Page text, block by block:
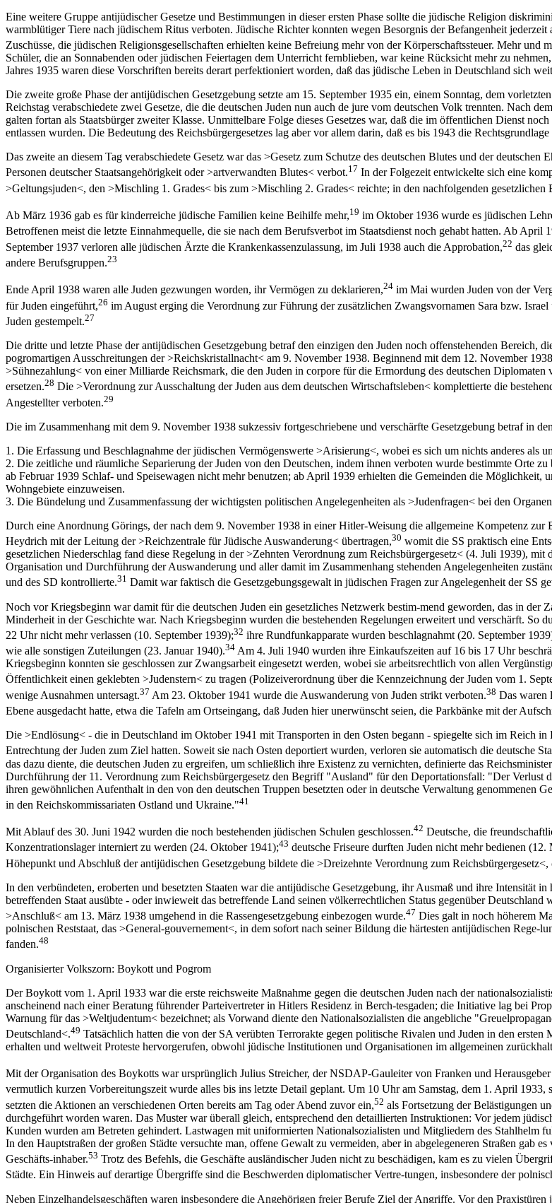
Eine weitere Gruppe antijüdischer Gesetze und Bestimmungen in dieser ersten Phase sollte die jüdische Religion
warmblütiger Tiere nach jüdischem Ritus verboten. Jüdische Richter konnten wegen Besorgnis der Befangenheit
Zuschüsse, die jüdischen Religionsgesellschaften erhielten keine Befreiung mehr von der Körperschaftssteuer. Mehr und
Schüler, die an Sonnabenden oder jüdischen Feiertagen dem Unterricht fernblieben, war keine Rücksicht mehr zu
Jahres 1935 waren diese Vorschriften bereits derart perfektioniert worden, daß das jüdische Leben in Deutschland sich
Die zweite große Phase der antijüdischen Gesetzgebung setzte am 15. September 1935 ein, einem Sonntag, dem
Reichstag verabschiedete zwei Gesetze, die die deutschen Juden nun auch de jure vom deutschen Volk trennten. Nach
galten fortan als Staatsbürger zweiter Klasse. Unmittelbare Folge dieses Gesetzes war, daß die im öffentlichen Dienst
entlassen wurden. Die Bedeutung des Reichsbürgergesetzes lag aber vor allem darin, daß es bis 1943 die
Das zweite an diesem Tag verabschiedete Gesetz war das >Gesetz zum Schutze des deutschen Blutes und der
Personen deutscher Staatsangehörigkeit oder >artverwandten Blutes< verbot.17 In der Folgezeit entwickelte sich eine
>Geltungsjuden<, den >Mischling 1. Grades< bis zum >Mischling 2. Grades< reichte; in den nachfolgenden
Ab März 1936 gab es für kinderreiche jüdische Familien keine Beihilfe mehr,19 im Oktober 1936 wurde es jüdischen
Betroffenen meist die letzte Einnahmequelle, die sie nach dem Berufsverbot im Staatsdienst noch gehabt hatten. Ab
September 1937 verloren alle jüdischen Ärzte die Krankenkassenzulassung, im Juli 1938 auch die Approbation,22 das
andere Berufsgruppen.23
Ende April 1938 waren alle Juden gezwungen worden, ihr Vermögen zu deklarieren,24 im Mai wurden Juden von der
für Juden eingeführt,26 im August erging die Verordnung zur Führung der zusätzlichen Zwangsvornamen Sara bzw.
Juden gestempelt.27
Die dritte und letzte Phase der antijüdischen Gesetzgebung betraf den einzigen den Juden noch offenstehenden Bereich,
pogromartigen Ausschreitungen der >Reichskristallnacht< am 9. November 1938. Beginnend mit dem 12. November
>Sühnezahlung< von einer Milliarde Reichsmark, die den Juden in corpore für die Ermordung des deutschen
ersetzen.28 Die >Verordnung zur Ausschaltung der Juden aus dem deutschen Wirtschaftsleben< komplettierte die
Angestellter verboten.29
Die im Zusammenhang mit dem 9. November 1938 sukzessiv fortgeschriebene und verschärfte Gesetzgebung betraf in
1. Die Erfassung und Beschlagnahme der jüdischen Vermögenswerte >Arisierung<, wobei es sich um nichts anderes als
2. Die zeitliche und räumliche Separierung der Juden von den Deutschen, indem ihnen verboten wurde bestimmte Orte
ab Februar 1939 Schlaf- und Speisewagen nicht mehr benutzen; ab April 1939 erhielten die Gemeinden die Möglichkeit,
Wohngebiete einzuweisen.
3. Die Bündelung und Zusammenfassung der wichtigsten politischen Angelegenheiten als >Judenfragen< bei den
Durch eine Anordnung Görings, der nach dem 9. November 1938 in einer Hitler-Weisung die allgemeine Kompetenz zur
Heydrich mit der Leitung der >Reichzentrale für Jüdische Auswanderung< übertragen,30 womit die SS praktisch eine
gesetzlichen Niederschlag fand diese Regelung in der >Zehnten Verordnung zum Reichsbürgergesetz< (4. Juli 1939),
Organisation und Durchführung der Auswanderung und aller damit im Zusammenhang stehenden Angelegenheiten
und des SD kontrollierte.31 Damit war faktisch die Gesetzgebungsgewalt in jüdischen Fragen zur Angelegenheit der SS
Noch vor Kriegsbeginn war damit für die deutschen Juden ein gesetzliches Netzwerk bestim-mend geworden, das in
Minderheit in der Geschichte war. Nach Kriegsbeginn wurden die bestehenden Regelungen erweitert und verschärft. So
22 Uhr nicht mehr verlassen (10. September 1939);32 ihre Rundfunkapparate wurden beschlagnahmt (20. September
wie alle sonstigen Zuteilungen (23. Januar 1940).34 Am 4. Juli 1940 wurden ihre Einkaufszeiten auf 16 bis 17 Uhr
Kriegsbeginn konnten sie geschlossen zur Zwangsarbeit eingesetzt werden, wobei sie arbeitsrechtlich von allen
Öffentlichkeit einen geklebten >Judenstern< zu tragen (Polizeiverordnung über die Kennzeichnung der Juden vom 1.
wenige Ausnahmen untersagt.37 Am 23. Oktober 1941 wurde die Auswanderung von Juden strikt verboten.38 Das waren
Ebene ausgedacht hatte, etwa die Tafeln am Ortseingang, daß Juden hier unerwünscht seien, die Parkbänke mit der
Die >Endlösung< - die in Deutschland im Oktober 1941 mit Transporten in den Osten begann - spiegelte sich im Reich
Entrechtung der Juden zum Ziel hatten. Soweit sie nach Osten deportiert wurden, verloren sie automatisch die deutsche
das dazu diente, die deutschen Juden zu ergreifen, um schließlich ihre Existenz zu vernichten, definierte das
Durchführung der 11. Verordnung zum Reichsbürgergesetz den Begriff "Ausland" für den Deportationsfall: "Der Verlust
ihren gewöhnlichen Aufenthalt in den von den deutschen Truppen besetzten oder in deutsche Verwaltung genommenen
in den Reichskommissariaten Ostland und Ukraine."41
Mit Ablauf des 30. Juni 1942 wurden die noch bestehenden jüdischen Schulen geschlossen.42 Deutsche, die
Konzentrationslager interniert zu werden (24. Oktober 1941);43 deutsche Friseure durften Juden nicht mehr bedienen (12.
Höhepunkt und Abschluß der antijüdischen Gesetzgebung bildete die >Dreizehnte Verordnung zum
In den verbündeten, eroberten und besetzten Staaten war die antijüdische Gesetzgebung, ihr Ausmaß und ihre
betreffenden Staat ausübte - oder inwieweit das betreffende Land seinen völkerrechtlichen Status gegenüber
>Anschluß< am 13. März 1938 umgehend in die Rassengesetzgebung einbezogen wurde.47 Dies galt in noch höherem
polnischen Reststaat, das >General-gouvernement<, in dem sofort nach seiner Bildung die härtesten antijüdischen
fanden.48
Organisierter Volkszorn: Boykott und Pogrom
Der Boykott vom 1. April 1933 war die erste reichsweite Maßnahme gegen die deutschen Juden nach der
anscheinend nach einer Beratung führender Parteivertreter in Hitlers Residenz in Berch-tesgaden; die Initiative lag bei
Warnung für das >Weltjudentum< bezeichnet; als Vorwand diente den Nationalsozialisten die angebliche
Deutschland<.49 Tatsächlich hatten die von der SA verübten Terrorakte gegen politische Rivalen und Juden in den
erhalten und weltweit Proteste hervorgerufen, obwohl jüdische Institutionen und Organisationen im allgemeinen
Mit der Organisation des Boykotts war ursprünglich Julius Streicher, der NSDAP-Gauleiter von Franken und
vermutlich kurzen Vorbereitungszeit wurde alles bis ins letzte Detail geplant. Um 10 Uhr am Samstag, dem 1. April
setzten die Aktionen an verschiedenen Orten bereits am Tag oder Abend zuvor ein,52 als Fortsetzung der Belästigungen
durchgeführt worden waren. Das Muster war überall gleich, entsprechend den detaillierten Instruktionen: Vor jedem
Kunden wurden am Betreten gehindert. Lastwagen mit uniformierten Nationalsozialisten und Mitgliedern des Stahlhelm
In den Hauptstraßen der großen Städte versuchte man, offene Gewalt zu vermeiden, aber in abgelegeneren Straßen gab
Geschäfts-inhaber.53 Trotz des Befehls, die Geschäfte ausländischer Juden nicht zu beschädigen, kam es zu vielen
Städte. Ein Hinweis auf derartige Übergriffe sind die Beschwerden diplomatischer Vertre-tungen, insbesondere der
Neben Einzelhandelsgeschäften waren insbesondere die Angehörigen freier Berufe Ziel der Angriffe. Vor den